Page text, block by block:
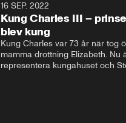
16 SEP. 2022
Kung Charles III –
blev kung
Kung Charles var 73 år när tog
mamma drottning Elizabeth. Nu
representera kungahuset och